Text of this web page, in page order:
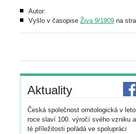
Autor:
Vyšlo v časopise Živa 9/1909 na
Aktuality
Česká společnost ornitologická v
roce slaví 100. výročí svého vzniku
té příležitosti pořádá ve spolupráci